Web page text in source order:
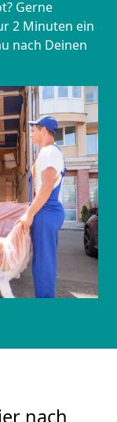
Gerne
2 Minuten ein
nach Deinen
nach